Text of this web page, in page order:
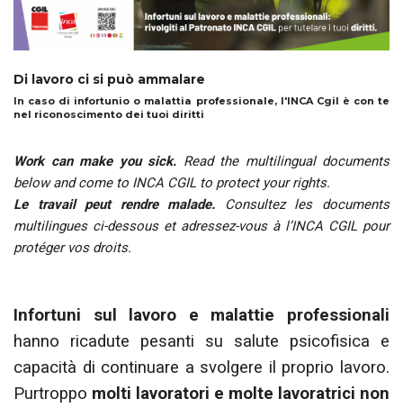
Di lavoro ci si può ammalare
In caso di infortunio o malattia professionale, l'INCA Cgil è con te
nel riconoscimento dei tuoi diritti
Work can make you sick. Read the multilingual documents
below and come to INCA CGIL to protect your rights.
Le travail peut rendre malade. Consultez les documents
multilingues ci-dessous et adressez-vous à l’INCA CGIL pour
protéger vos droits.
Infortuni sul lavoro e malattie professionali
hanno ricadute pesanti su salute psicofisica e
capacità di continuare a svolgere il proprio lavoro.
Purtroppo molti lavoratori e molte lavoratrici non